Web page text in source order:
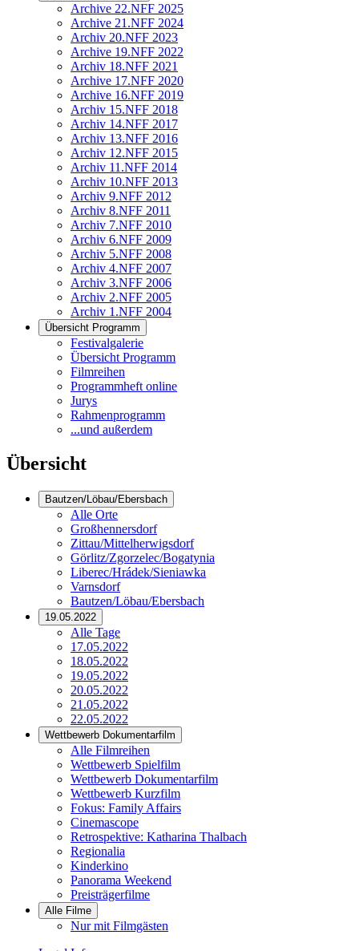
Archive 22.NFF 2025
Archive 21.NFF 2024
Archiv 20.NFF 2023
Archive 19.NFF 2022
Archiv 18.NFF 2021
Archive 17.NFF 2020
Archive 16.NFF 2019
Archiv 15.NFF 2018
Archiv 14.NFF 2017
Archiv 13.NFF 2016
Archiv 12.NFF 2015
Archiv 11.NFF 2014
Archiv 10.NFF 2013
Archiv 9.NFF 2012
Archiv 8.NFF 2011
Archiv 7.NFF 2010
Archiv 6.NFF 2009
Archiv 5.NFF 2008
Archiv 4.NFF 2007
Archiv 3.NFF 2006
Archiv 2.NFF 2005
Archiv 1.NFF 2004
Übersicht Programm
Festivalgalerie
Übersicht Programm
Filmreihen
Programmheft online
Jurys
Rahmenprogramm
...und außerdem
Übersicht
Bautzen/Löbau/Ebersbach
Alle Orte
Großhennersdorf
Zittau/Mittelherwigsdorf
Görlitz/Zgorzelec/Bogatynia
Liberec/Hrádek/Sieniawka
Varnsdorf
Bautzen/Löbau/Ebersbach
19.05.2022
Alle Tage
17.05.2022
18.05.2022
19.05.2022
20.05.2022
21.05.2022
22.05.2022
Wettbewerb Dokumentarfilm
Alle Filmreihen
Wettbewerb Spielfilm
Wettbewerb Dokumentarfilm
Wettbewerb Kurzfilm
Fokus: Family Affairs
Cinemascope
Retrospektive: Katharina Thalbach
Regionalia
Kinderkino
Panorama Weekend
Preisträgerfilme
Alle Filme
Nur mit Filmgästen